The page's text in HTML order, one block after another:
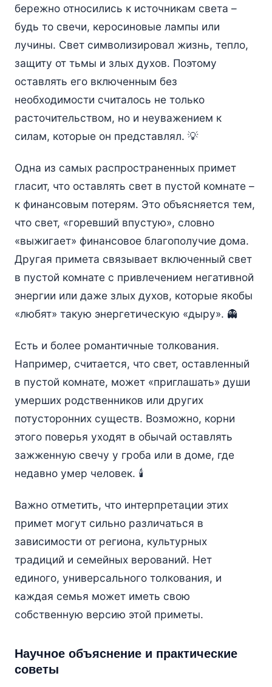
бережно относились к источникам света –
будь то свечи, керосиновые лампы или
лучины. Свет символизировал жизнь, тепло,
защиту от тьмы и злых духов. Поэтому
оставлять его включенным без
необходимости считалось не только
расточительством, но и неуважением к
силам, которые он представлял. 💡
Одна из самых распространенных примет
гласит, что оставлять свет в пустой комнате –
к финансовым потерям. Это объясняется тем,
что свет, «горевший впустую», словно
«выжигает» финансовое благополучие дома.
Другая примета связывает включенный свет
в пустой комнате с привлечением негативной
энергии или даже злых духов, которые якобы
«любят» такую энергетическую «дыру». 👻
Есть и более романтичные толкования.
Например, считается, что свет, оставленный
в пустой комнате, может «приглашать» души
умерших родственников или других
потусторонних существ. Возможно, корни
этого поверья уходят в обычай оставлять
зажженную свечу у гроба или в доме, где
недавно умер человек. 🕯️
Важно отметить, что интерпретации этих
примет могут сильно различаться в
зависимости от региона, культурных
традиций и семейных верований. Нет
единого, универсального толкования, и
каждая семья может иметь свою
собственную версию этой приметы.
Научное объяснение и практические
советы